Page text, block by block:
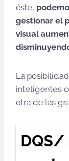
éste,
gestionar el
visual
La
inteligentes
otra de las
DQS/